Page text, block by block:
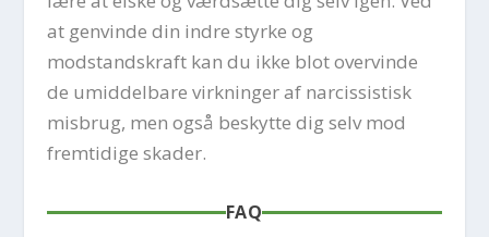
at genvinde din indre styrke og
modstandskraft kan du ikke blot overvinde
de umiddelbare virkninger af narcissistisk
misbrug, men også beskytte dig selv mod
fremtidige skader.
FAQ